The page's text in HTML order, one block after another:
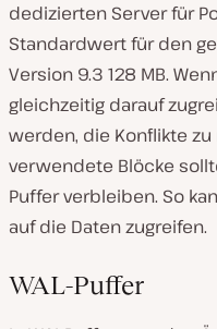
dedizierten Server für
Standardwert für den
Version 9.3 128 MB.
gleichzeitig darauf
werden, die Konflikte
verwendete Blöcke
Puffer verbleiben. So
auf die Daten zugreifen.
WAL-Puffer